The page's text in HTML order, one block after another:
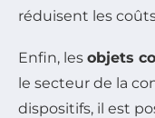
réduisent les
Enfin, les objets
le secteur de la
dispositifs, il est